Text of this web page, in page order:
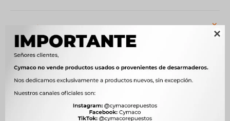

Características
Año 2012 - 2018
Compatibilidad GONOW
Modelo WAY
1.0 8V 465Q EA NAFTA